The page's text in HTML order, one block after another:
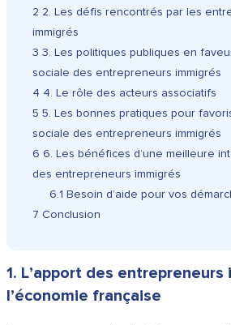
2 2. Les défis rencontrés par les
immigrés
3 3. Les politiques publiques en
sociale des entrepreneurs immigrés
4 4. Le rôle des acteurs associatifs
5 5. Les bonnes pratiques pour
sociale des entrepreneurs immigrés
6 6. Les bénéfices d’une meilleure
des entrepreneurs immigrés
6.1 Besoin d’aide pour vos
7 Conclusion
1. L’apport des entrepreneurs
l’économie française